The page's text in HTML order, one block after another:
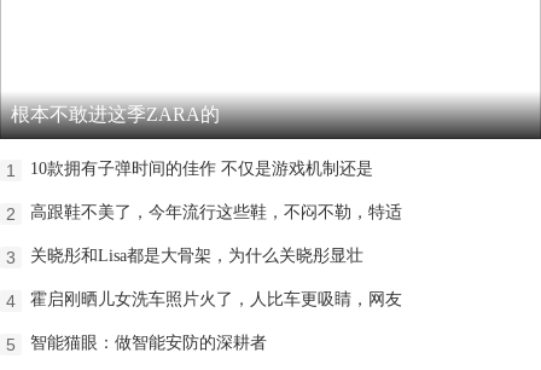
根本不敢进这季ZARA的
1 10款拥有子弹时间的佳作 不仅是游戏机制还是
2 高跟鞋不美了，今年流行这些鞋，不闷不勒，特适
3 关晓彤和Lisa都是大骨架，为什么关晓彤显壮
4 霍启刚晒儿女洗车照片火了，人比车更吸睛，网友
5 智能猫眼：做智能安防的深耕者